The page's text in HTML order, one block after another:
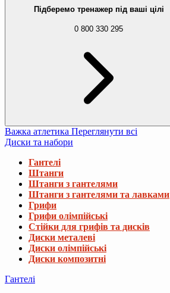
Підберемо тренажер під ваші цілі
0 800 330 295
Важка атлетика Переглянути всі
Диски та набори
Гантелі
Штанги
Штанги з гантелями
Штанги з гантелями та лавками
Грифи
Грифи олімпійські
Стійки для грифів та дисків
Диски металеві
Диски олімпійські
Диски композитні
Гантелі